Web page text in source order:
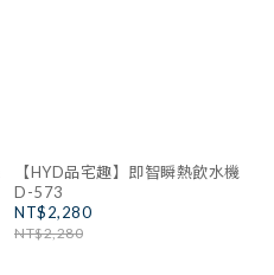
【HYD品宅趣】即智瞬熱飲水機
D-573
NT$2,280
NT$2,280